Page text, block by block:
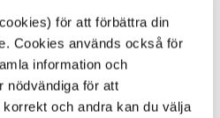
för att förbättra din
Cookies används också för
information och
nödvändiga för att
och andra kan du välja
utan tillstånd är
och beror helt på omfattningen